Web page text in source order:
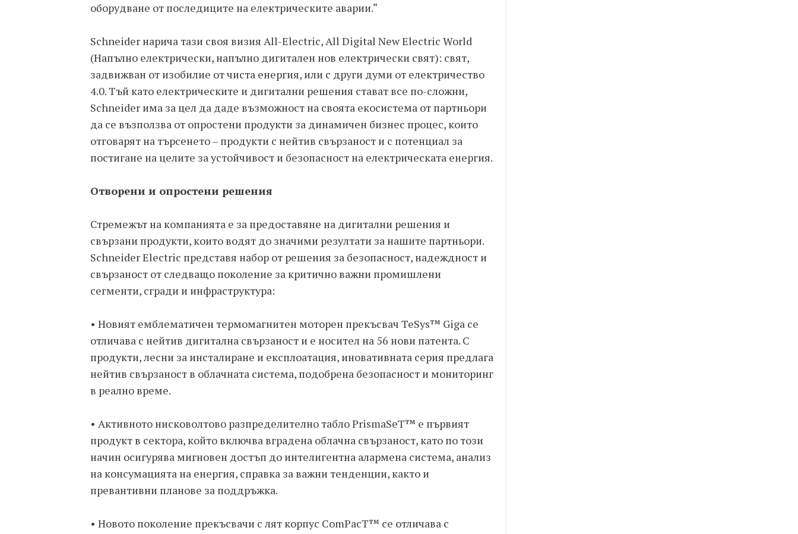
оборудване от последиците на електрическите аварии.“
Schneider нарича тази своя визия All-Electric, All Digital New Electric World
(Напълно електрически, напълно дигитален нов електрически свят): свят,
задвижван от изобилие от чиста енергия, или с други думи от електричество
4.0. Тъй като електрическите и дигитални решения стават все по-сложни,
Schneider има за цел да даде възможност на своята екосистема от партньори
да се възползва от опростени продукти за динамичен бизнес процес, които
отговарят на търсенето – продукти с нейтив свързаност и с потенциал за
постигане на целите за устойчивост и безопасност на електрическата енергия.
Отворени и опростени решения
Стремежът на компанията е за предоставяне на дигитални решения и
свързани продукти, които водят до значими резултати за нашите партньори.
Schneider Electric представя набор от решения за безопасност, надеждност и
свързаност от следващо поколение за критично важни промишлени
сегменти, сгради и инфраструктура:
• Новият емблематичен термомагнитен моторен прекъсвач TeSys™ Giga се
отличава с нейтив дигитална свързаност и е носител на 56 нови патента. С
продукти, лесни за инсталиране и експлоатация, иновативната серия предлага
нейтив свързаност в облачната система, подобрена безопасност и мониторинг
в реално време.
• Активното нисковолтово разпределително табло PrismaSeT™ е първият
продукт в сектора, който включва вградена облачна свързаност, като по този
начин осигурява мигновен достъп до интелигентна алармена система, анализ
на консумацията на енергия, справка за важни тенденции, както и
превантивни планове за поддръжка.
• Новото поколение прекъсвачи с лят корпус ComPacT™ се отличава с